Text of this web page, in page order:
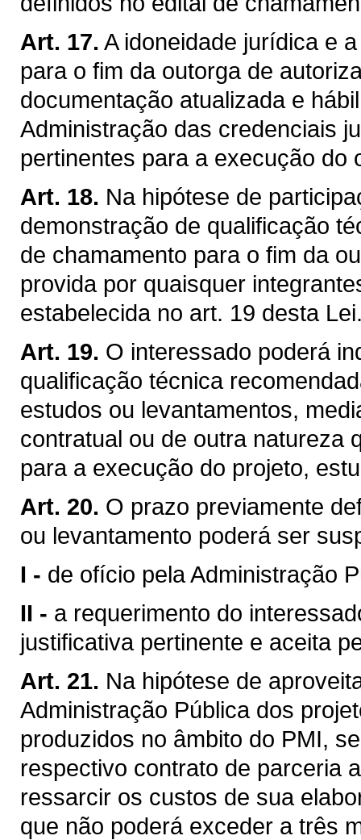
Art. 17. A idoneidade jurídica e
para o fim da outorga de
documentação atualizada e
Administração das credenciais
pertinentes para a execução do
Art. 18. Na hipótese de
demonstração de qualificação
de chamamento para o fim da
provida por quaisquer
estabelecida no art. 19 desta
Art. 19. O interessado poderá
qualificação técnica
estudos ou levantamentos,
contratual ou de outra natureza
para a execução do projeto,
Art. 20. O prazo previamente
ou levantamento poderá ser
I - de ofício pela Administração
II - a requerimento do
justificativa pertinente e aceita
Art. 21. Na hipótese de
Administração Pública dos
produzidos no âmbito do PMI,
respectivo contrato de parceria
ressarcir os custos de sua
que não poderá exceder a três